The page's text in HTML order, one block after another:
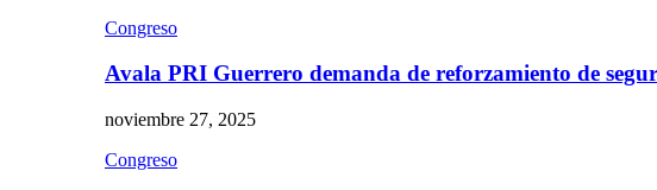
Congreso
Avala PRI Guerrero demanda de reforzamiento de
noviembre 27, 2025
Congreso